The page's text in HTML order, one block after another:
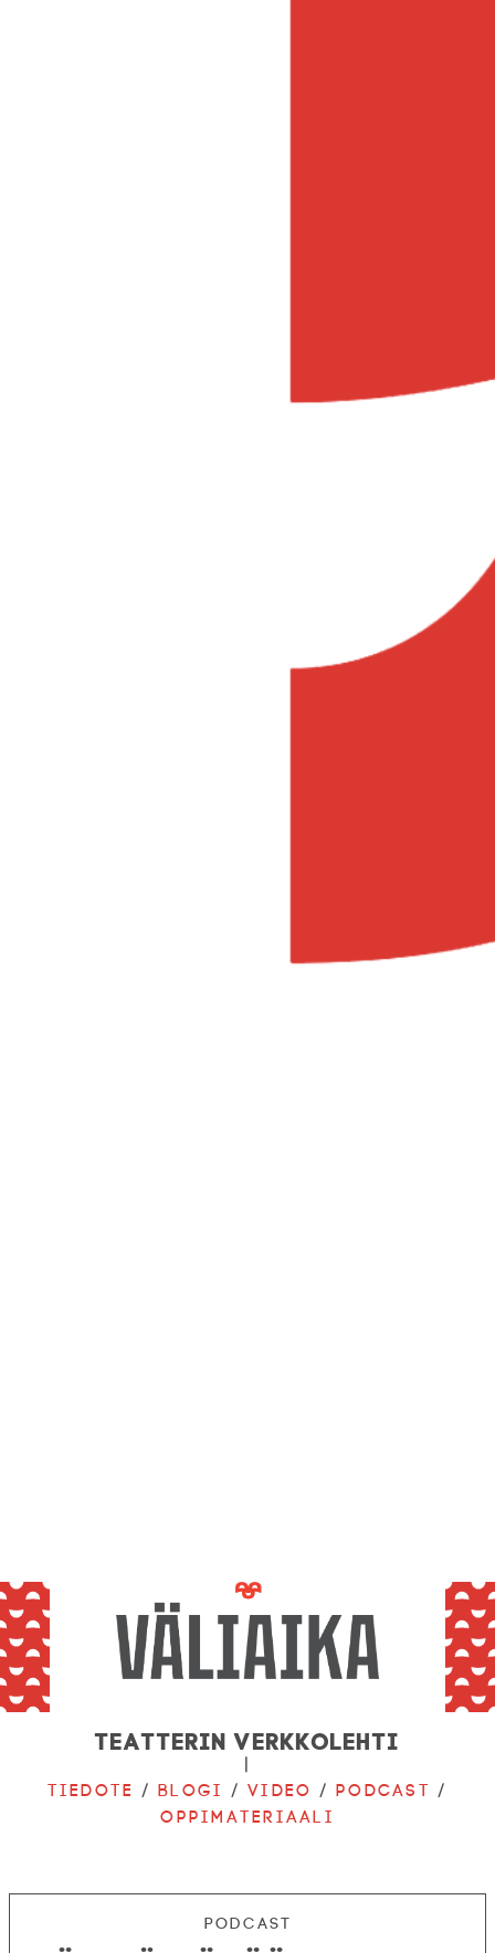
Teatterin verkkolehti
|
Tiedote
/Blogi /Video /Podcast /
Oppimateriaali
Podcast